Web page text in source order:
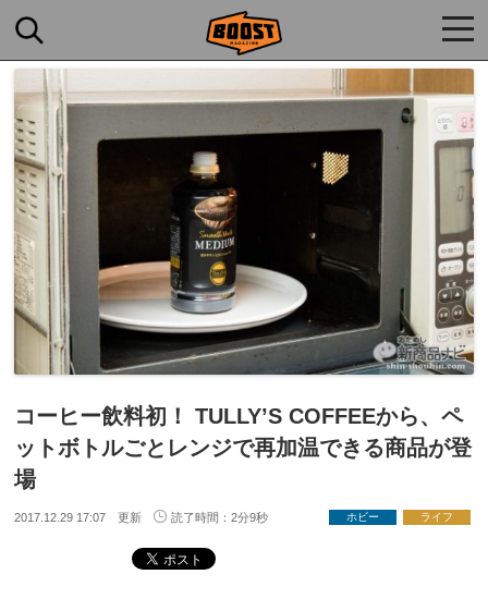
コーヒー飲料初！ TULLY’S COFFEEから、ペ
ットボトルごとレンジで再加温できる商品が登
場
2017.12.29 17:07 更新 読了時間：2分9秒 ホビー ライフ